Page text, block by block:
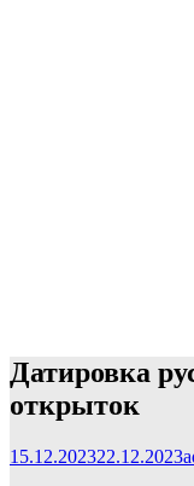
Датировка
открыток
15.12.202322.12.2023